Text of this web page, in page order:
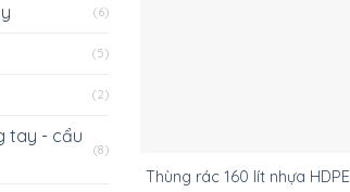
(6)
(5)
(2)
tay - cẩu
(8)
Thùng rác 160 lít nhựa HDPE